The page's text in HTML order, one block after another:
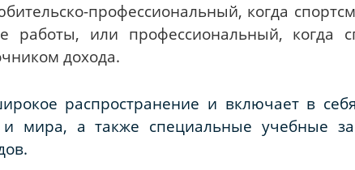
профессиональный, когда
работы, или профессиональный, когда
дохода.
распространение и включает в
мира, а также специальные учебные